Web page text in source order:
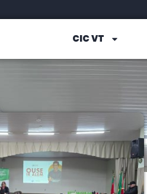
CIC VT